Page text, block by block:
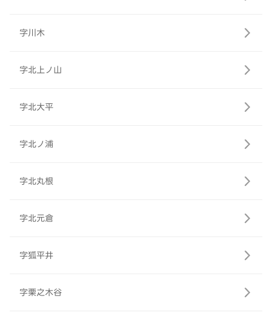
字川木
字北上ノ山
字北大平
字北ノ浦
字北丸根
字北元倉
字狐平井
字栗之木谷